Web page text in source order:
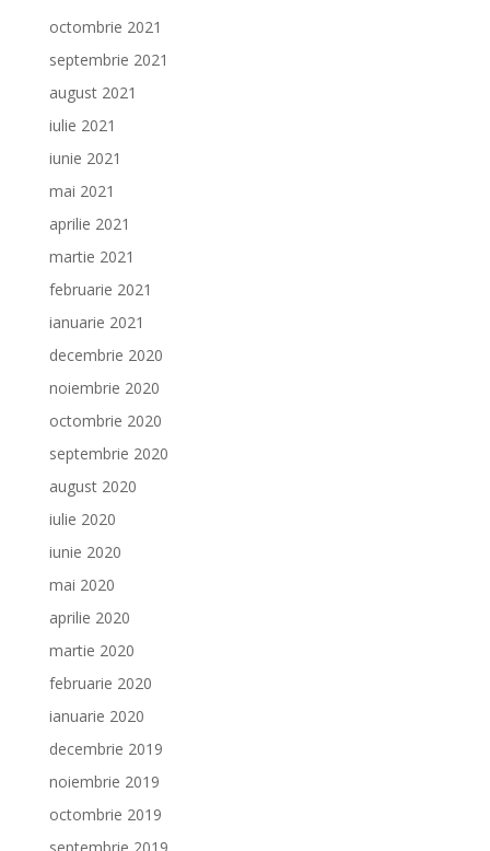
octombrie 2021
septembrie 2021
august 2021
iulie 2021
iunie 2021
mai 2021
aprilie 2021
martie 2021
februarie 2021
ianuarie 2021
decembrie 2020
noiembrie 2020
octombrie 2020
septembrie 2020
august 2020
iulie 2020
iunie 2020
mai 2020
aprilie 2020
martie 2020
februarie 2020
ianuarie 2020
decembrie 2019
noiembrie 2019
octombrie 2019